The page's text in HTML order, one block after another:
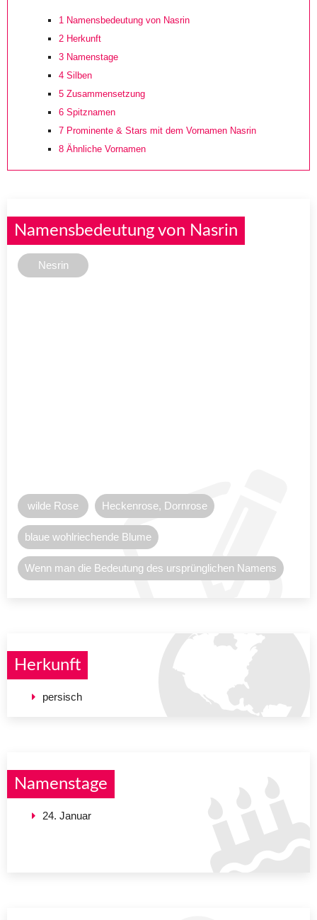
1 Namensbedeutung von Nasrin
2 Herkunft
3 Namenstage
4 Silben
5 Zusammensetzung
6 Spitznamen
7 Prominente & Stars mit dem Vornamen Nasrin
8 Ähnliche Vornamen
Namensbedeutung von Nasrin
Nesrin
wilde Rose Heckenrose, Dornrose
blaue wohlriechende Blume
Wenn man die Bedeutung des ursprünglichen Namens
Herkunft
persisch
Namenstage
24. Januar